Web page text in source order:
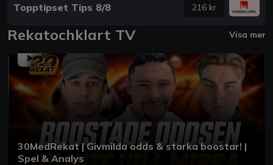
Topptipset Tips 8/8 216 kr
Rekatochklart TV Visa mer
30MedRekat | Givmilda odds & starka boostar! |
Spel & Analys